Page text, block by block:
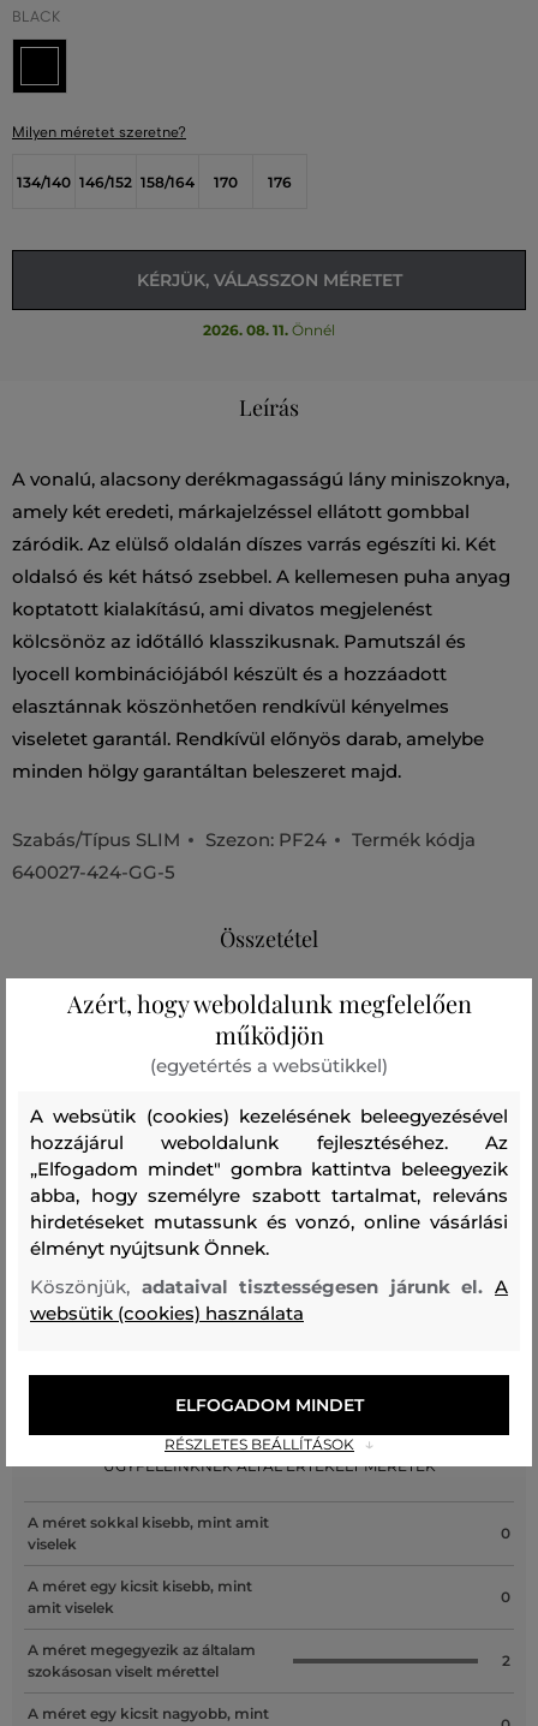
BLACK
Milyen méretet szeretne?
134/140 146/152 158/164 170 176
KÉRJÜK, VÁLASSZON MÉRETET
2026. 08. 11. Önnél
Leírás
A vonalú, alacsony derékmagasságú lány miniszoknya,
amely két eredeti, márkajelzéssel ellátott gombbal
záródik. Az elülső oldalán díszes varrás egészíti ki. Két
oldalsó és két hátsó zsebbel. A kellemesen puha anyag
koptatott kialakítású, ami divatos megjelenést
kölcsönöz az időtálló klasszikusnak. Pamutszál és
lyocell kombinációjából készült és a hozzáadott
elasztánnak köszönhetően rendkívül kényelmes
viseletet garantál. Rendkívül előnyös darab, amelybe
minden hölgy garantáltan beleszeret majd.
Szabás/Típus SLIM Szezon: PF24
Termék kódja
640027-424-GG-5
Összetétel
felső anyag
35 %
ELASZTÁN
3 %
Kezelési útmutató
MOSÁS FEHÉRÍTÉS SZÁRÍTÁS
Recenziók
ÜGYFELEINKNEK ÁLTAL ÉRTÉKELT MÉRETEK
A méret sokkal kisebb, mint amit
viselek
0
A méret egy kicsit kisebb, mint
amit viselek
0
A méret megegyezik az általam
szokásosan viselt mérettel
2
A méret egy kicsit nagyobb, mint
Azért, hogy weboldalunk megfelelően
működjön
(egyetértés a websütikkel)
A websütik (cookies) kezelésének beleegyezésével
hozzájárul weboldalunk fejlesztéséhez. Az
„Elfogadom mindet" gombra kattintva beleegyezik
abba, hogy személyre szabott tartalmat, releváns
hirdetéseket mutassunk és vonzó, online vásárlási
élményt nyújtsunk Önnek.
Köszönjük, adataival tisztességesen járunk el.A
websütik (cookies) használata
RÉSZLETES BEÁLLÍTÁSOK
ELFOGADOM MINDET